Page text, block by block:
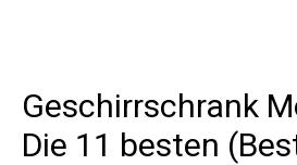
Geschirrschrank
Die 11 besten